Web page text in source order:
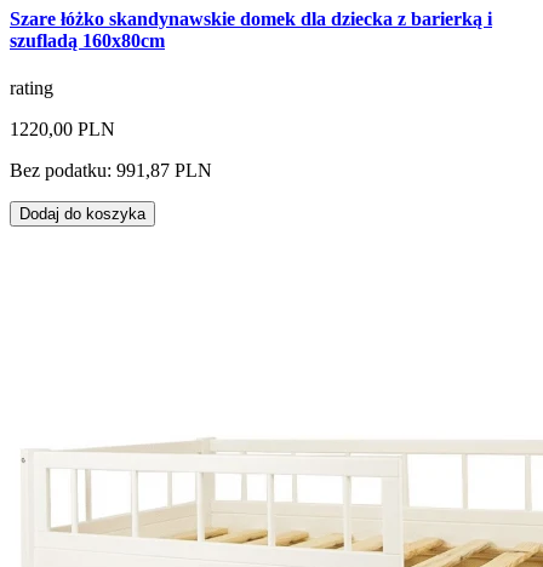
Szare łóżko skandynawskie domek dla dziecka z barierką i
szufladą 160x80cm
rating
1220,00 PLN
Bez podatku: 991,87 PLN
Dodaj do koszyka